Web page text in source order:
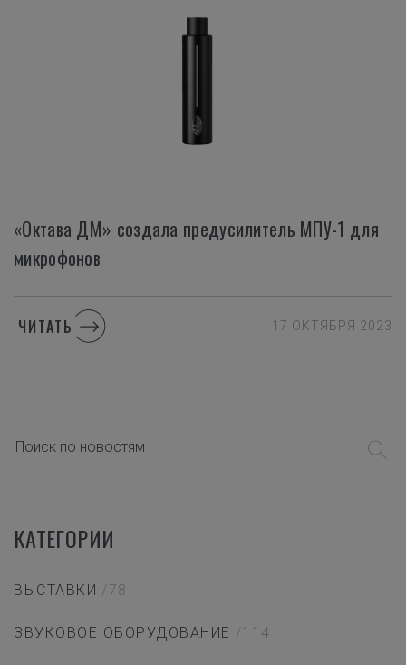
«Октава ДМ» создала предусилитель МПУ-1 для
микрофонов
ЧИТАТЬ 17 ОКТЯБРЯ 2023
КАТЕГОРИИ
ВЫСТАВКИ /78
ЗВУКОВОЕ ОБОРУДОВАНИЕ /114